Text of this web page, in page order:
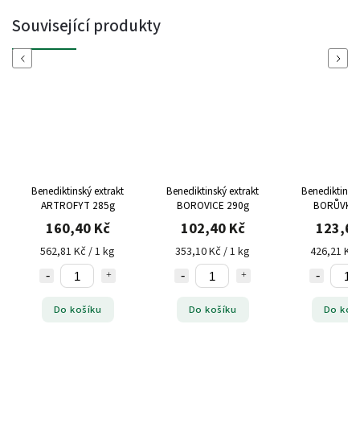
Související produkty
Previous
Benediktinský extrakt
ARTROFYT 285g
160,40 Kč
562,81 Kč / 1 kg
Do košíku
Benediktinský extrakt
BOROVICE 290g
102,40 Kč
353,10 Kč / 1 kg
Do košíku
426,21 Kč
Do
Next